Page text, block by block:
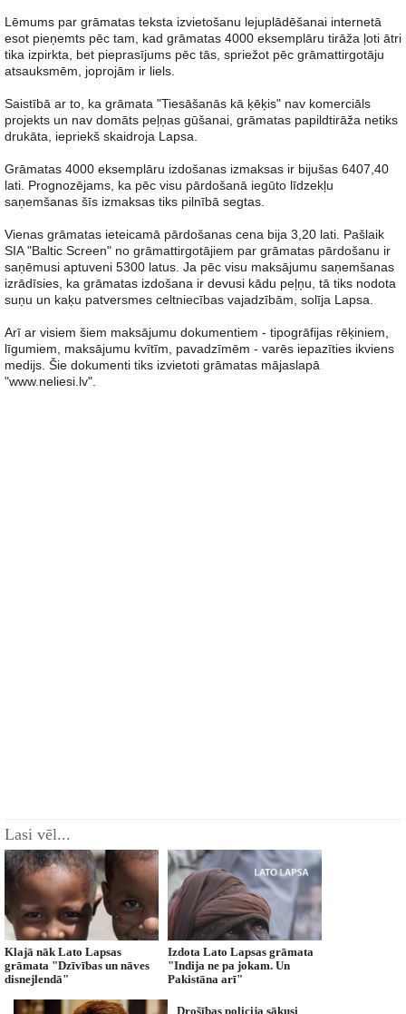
Lēmums par grāmatas teksta izvietošanu lejuplādēšanai internetā
esot pieņemts pēc tam, kad grāmatas 4000 eksemplāru tirāža ļoti ātri
tika izpirkta, bet pieprasījums pēc tās, spriežot pēc grāmattirgotāju
atsauksmēm, joprojām ir liels.
Saistībā ar to, ka grāmata "Tiesāšanās kā ķēķis" nav komerciāls
projekts un nav domāts peļņas gūšanai, grāmatas papildtirāža netiks
drukāta, iepriekš skaidroja Lapsa.
Grāmatas 4000 eksemplāru izdošanas izmaksas ir bijušas 6407,40
lati. Prognozējams, ka pēc visu pārdošanā iegūto līdzekļu
saņemšanas šīs izmaksas tiks pilnībā segtas.
Vienas grāmatas ieteicamā pārdošanas cena bija 3,20 lati. Pašlaik
SIA "Baltic Screen" no grāmattirgotājiem par grāmatas pārdošanu ir
saņēmusi aptuveni 5300 latus. Ja pēc visu maksājumu saņemšanas
izrādīsies, ka grāmatas izdošana ir devusi kādu peļņu, tā tiks nodota
suņu un kaķu patversmes celtniecības vajadzībām, solīja Lapsa.
Arī ar visiem šiem maksājumu dokumentiem - tipogrāfijas rēķiniem,
līgumiem, maksājumu kvītīm, pavadzīmēm - varēs iepazīties ikviens
medijs. Šie dokumenti tiks izvietoti grāmatas mājaslapā
"www.neliesi.lv".
Lasi vēl...
Klajā nāk Lato Lapsas
grāmata "Dzīvības un nāves
disnejlendā"
Izdota Lato Lapsas grāmata
"Indija ne pa jokam. Un
Pakistāna arī"
Drošības policija sākusi